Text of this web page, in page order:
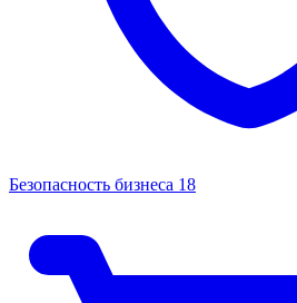
Безопасность бизнеса 18